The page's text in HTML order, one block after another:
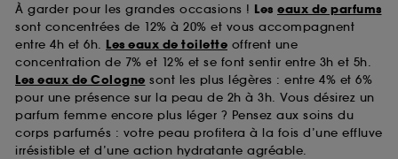
À garder pour les grandes occasions ! Les eaux de parfums
sont concentrées de 12% à 20% et vous accompagnent
entre 4h et 6h. Les eaux de toilette offrent une
concentration de 7% et 12% et se font sentir entre 3h et 5h.
Les eaux de Cologne sont les plus légères : entre 4% et 6%
pour une présence sur la peau de 2h à 3h. Vous désirez un
parfum femme encore plus léger ? Pensez aux soins du
corps parfumés : votre peau profitera à la fois d’une effluve
irrésistible et d’une action hydratante agréable.